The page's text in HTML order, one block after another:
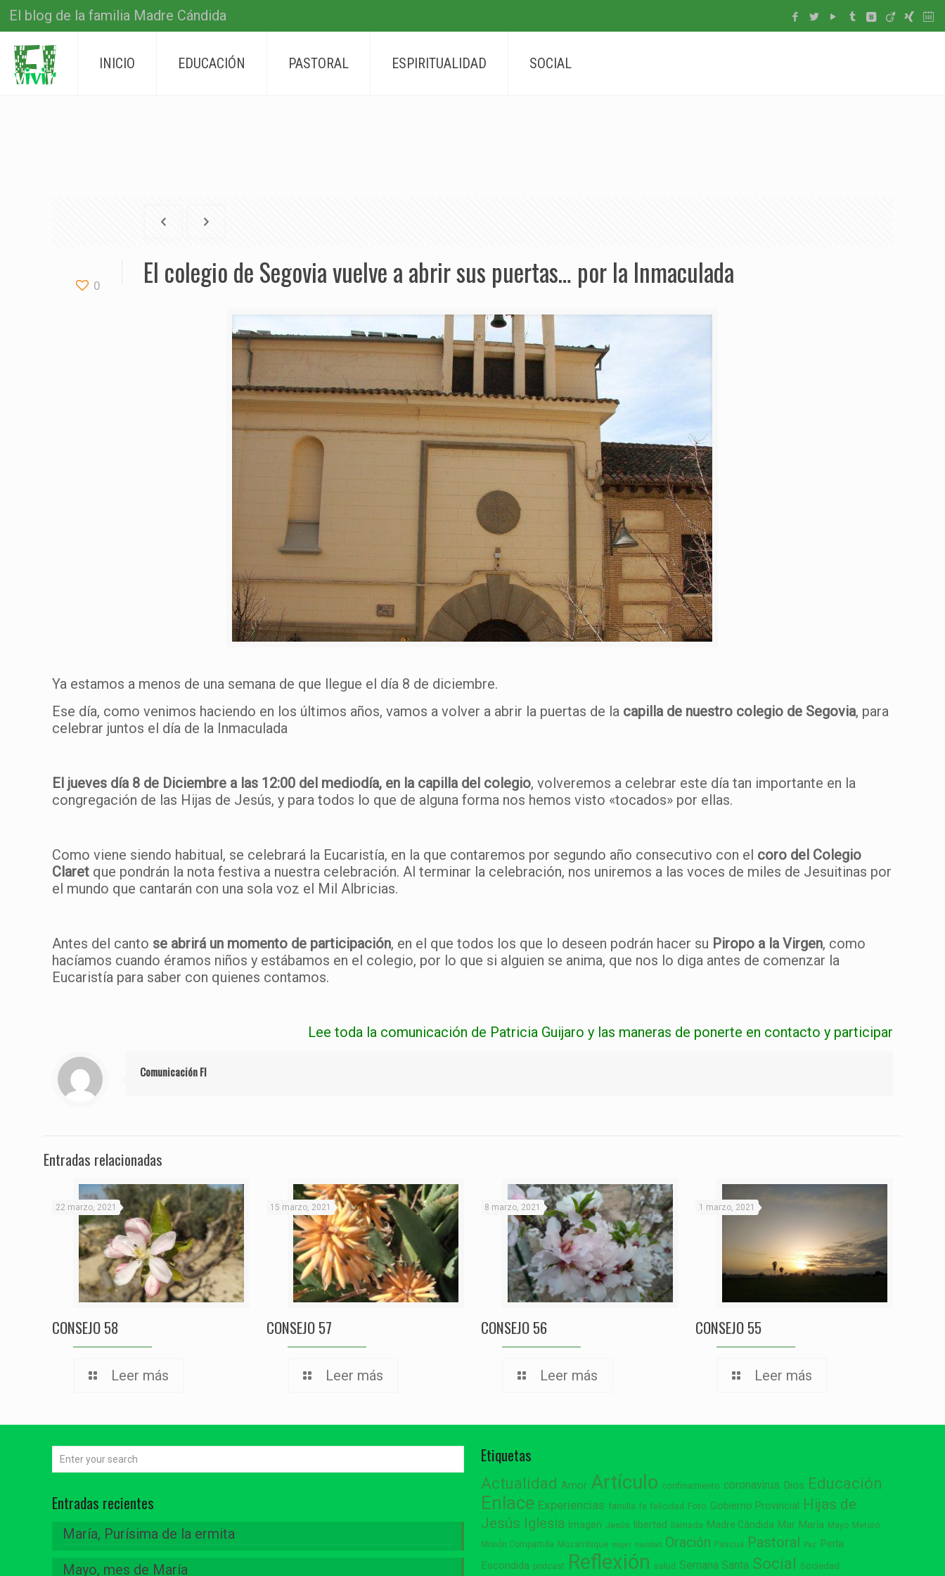
El blog de la familia Madre Cándida
INICIO EDUCACIÓN PASTORAL ESPIRITUALIDAD SOCIAL
0 El colegio de Segovia vuelve a abrir sus puertas… por la Inmaculada
Ya estamos a menos de una semana de que llegue el día 8 de diciembre.
Ese día, como venimos haciendo en los últimos años, vamos a volver a abrir la puertas de la capilla de nuestro colegio de Segovia, para
celebrar juntos el día de la Inmaculada
El jueves día 8 de Diciembre a las 12:00 del mediodía, en la capilla del colegio, volveremos a celebrar este día tan importante en la
congregación de las Hijas de Jesús, y para todos lo que de alguna forma nos hemos visto «tocados» por ellas.
Como viene siendo habitual, se celebrará la Eucaristía, en la que contaremos por segundo año consecutivo con el coro del Colegio
Claret que pondrán la nota festiva a nuestra celebración. Al terminar la celebración, nos uniremos a las voces de miles de Jesuitinas por
el mundo que cantarán con una sola voz el Mil Albricias.
Antes del canto se abrirá un momento de participación, en el que todos los que lo deseen podrán hacer su Piropo a la Virgen, como
hacíamos cuando éramos niños y estábamos en el colegio, por lo que si alguien se anima, que nos lo diga antes de comenzar la
Eucaristía para saber con quienes contamos.
Lee toda la comunicación de Patricia Guijaro y las maneras de ponerte en contacto y participar
Comunicación FI
Entradas relacionadas
22 marzo, 2021
CONSEJO 58
Leer más
15 marzo, 2021
CONSEJO 57
Leer más
8 marzo, 2021
CONSEJO 56
Leer más
1 marzo, 2021
CONSEJO 55
Leer más
Entradas recientes
María, Purísima de la ermita
Mayo, mes de María
Etiquetas
Actualidad Amor Artículo confinamiento coronavirus Dios Educación
Enlace Experiencias familia fe felicidad Foto Gobierno Provincial
Hijas de
Jesús Iglesia Imagen Jesús libertad llamada Madre Cándida Mar María Mayo Metoro
Misión Compartida Mozambique mujer navidad Oración Pascua Pastoral Paz Perla
Escondida podcast Reflexión salud Semana Santa Social Sociedad